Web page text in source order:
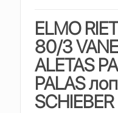
ELMO
80/3
ALETAS
PALAS
SCHIEBER